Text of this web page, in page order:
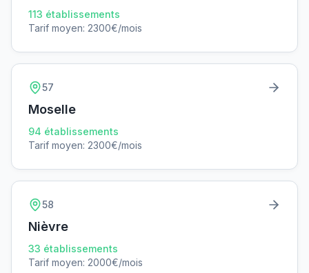
113 établissements
Tarif moyen: 2300€/mois
57
Moselle
94 établissements
Tarif moyen: 2300€/mois
58
Nièvre
33 établissements
Tarif moyen: 2000€/mois